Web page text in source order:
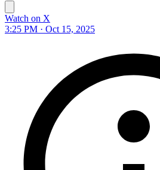
Watch on X
3:25 PM · Oct 15, 2025